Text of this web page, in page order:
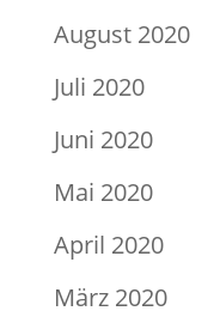
August 2020
Juli 2020
Juni 2020
Mai 2020
April 2020
März 2020